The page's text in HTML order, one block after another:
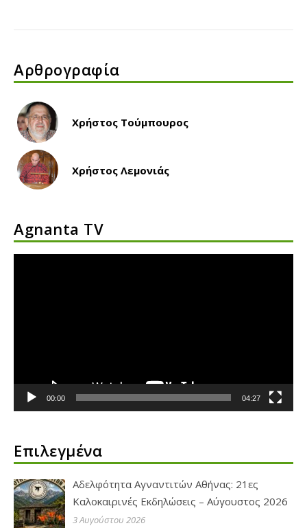
Αρθρογραφία
Χρήστος Τούμπουρος
Χρήστος Λεμονιάς
Agnanta TV
00:00 04:27
Επιλεγμένα
Αδελφότητα Αγναντιτών Αθήνας: 21ες
Καλοκαιρινές Εκδηλώσεις – Αύγουστος 2026
3 Αυγούστου 2026